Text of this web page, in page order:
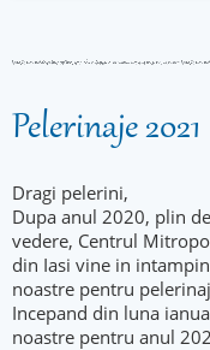
Pelerinaje 2021
Dragi pelerini,
Dupa anul 2020, plin
vedere, Centrul
din Iasi vine in
noastre pentru
Incepand din luna
noastre pentru anul